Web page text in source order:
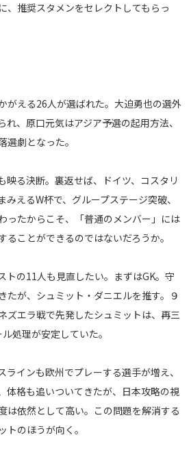
、推奨スタメンをセレクトしてもらっ
がえる26人が選ばれた。大迫勇也の選外
れ、原口元気はアジア予選の起用方法、
選劇となった。
る決断。裏返せば、ドイツ、コスタリ
えるW杯で、グループステージ突破、
ったからこそ、「普通のメンバー」には
ることができるのではないだろうか。
トの11人も見直したい。まずはGK。守
たが、シュミット・ダニエルを推す。９
ズエラ戦で先発したシュミットは、再三
処理が安定していた。
インも欧州でプレーする選手が増え、
体格も追いついてきたが、日本攻略の視
は依然として高い。この問題を解消する
トのほうが向く。